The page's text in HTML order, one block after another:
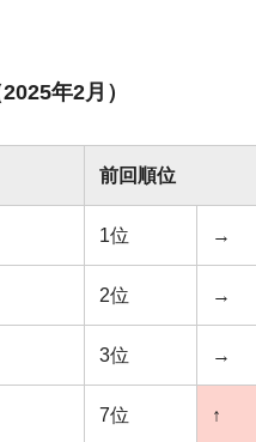
年2月）
前回順位
1位 →
2位 →
3位 →
7位 ↑